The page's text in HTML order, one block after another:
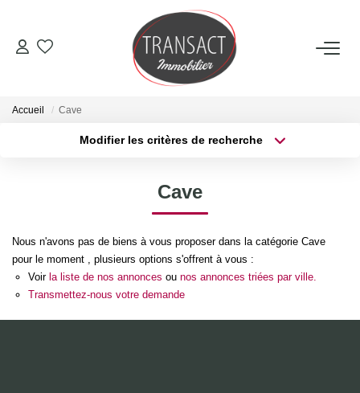
ACCUEIL
NOTRE AGENCE
Accueil Cave
Modifier les critères de recherche
Budget max Plus de critères
Cave
Nous n'avons pas de biens à vous proposer dans la catégorie Cave
pour le moment , plusieurs options s'offrent à vous :
Voir la liste de nos annonces ou nos annonces triées par ville.
Transmettez-nous votre demande